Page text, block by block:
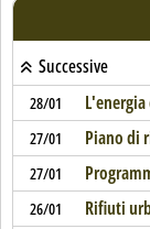
Successive
28/01
27/01 Piano di
27/01
26/01 Rifiuti